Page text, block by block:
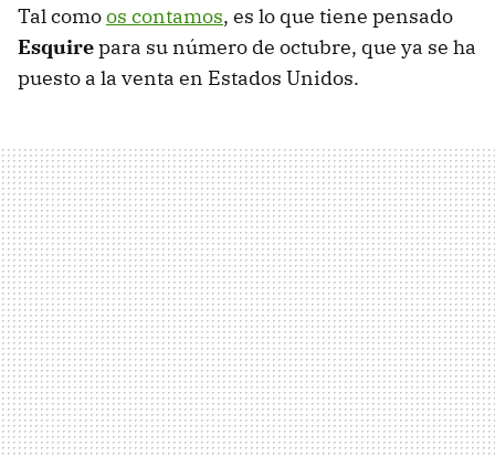
Tal comoos contamos, es lo que tiene pensado
Esquirepara su número de octubre, que ya se ha
puesto a la venta en Estados Unidos.